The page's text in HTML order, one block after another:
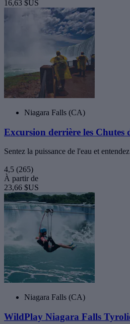
16,63 $US
Niagara Falls (CA)
Excursion derrière les Chutes
Sentez la puissance de l'eau et
4,5 (265)
À partir de
23,66 $US
Niagara Falls (CA)
WildPlay Niagara Falls